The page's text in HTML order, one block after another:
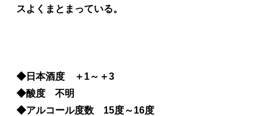
スよくまとまっている。
◆日本酒度 ＋1～＋3
◆酸度 不明
◆アルコール度数 15度～16度